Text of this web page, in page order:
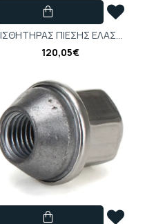
ΑΙΣΘΗΤΗΡΑΣ ΠΙΕΣΗΣ ΕΛΑΣΤΙΚΟΥ A-K (M/L) - YQ00956280
120,05€